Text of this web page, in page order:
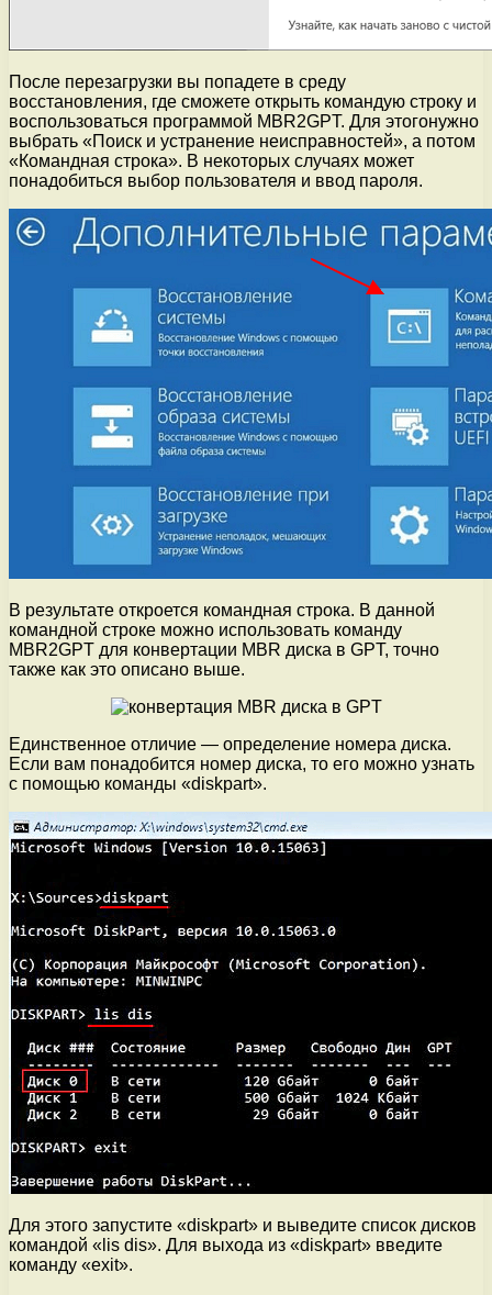
После перезагрузки вы попадете в среду
восстановления, где сможете открыть командую строку и
воспользоваться программой MBR2GPT. Для этогонужно
выбрать «Поиск и устранение неисправностей», а потом
«Командная строка». В некоторых случаях может
понадобиться выбор пользователя и ввод пароля.
В результате откроется командная строка. В данной
командной строке можно использовать команду
MBR2GPT для конвертации MBR диска в GPT, точно
также как это описано выше.
Единственное отличие — определение номера диска.
Если вам понадобится номер диска, то его можно узнать
с помощью команды «diskpart».
Для этого запустите «diskpart» и выведите список дисков
командой «lis dis». Для выхода из «diskpart» введите
команду «exit».